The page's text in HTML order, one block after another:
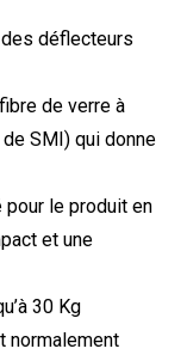
des déflecteurs
de verre à
SMI) qui donne
le produit en
et une
30 Kg
normalement